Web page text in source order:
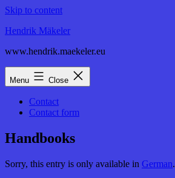
Skip to content
Hendrik Mäkeler
www.hendrik.maekeler.eu
Menu Close
Contact
Contact form
Handbooks
Sorry, this entry is only available in German.